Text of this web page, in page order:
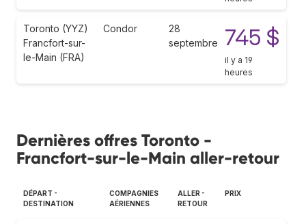
Toronto (YYZ)
Francfort-sur-
le-Main (FRA)
Condor
28
septembre
745 $
il y a 19
heures
Dernières offres Toronto -
Francfort-sur-le-Main aller-retour
DÉPART -
DESTINATION
COMPAGNIES
AÉRIENNES
ALLER -
RETOUR
PRIX